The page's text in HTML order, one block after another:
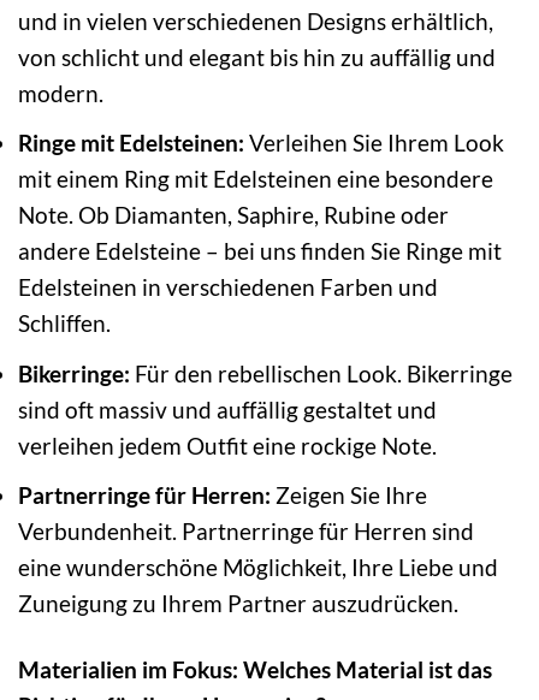
und in vielen verschiedenen Designs erhältlich,
von schlicht und elegant bis hin zu auffällig und
modern.
Ringe mit Edelsteinen: Verleihen Sie Ihrem Look
mit einem Ring mit Edelsteinen eine besondere
Note. Ob Diamanten, Saphire, Rubine oder
andere Edelsteine – bei uns finden Sie Ringe mit
Edelsteinen in verschiedenen Farben und
Schliffen.
Bikerringe: Für den rebellischen Look. Bikerringe
sind oft massiv und auffällig gestaltet und
verleihen jedem Outfit eine rockige Note.
Partnerringe für Herren: Zeigen Sie Ihre
Verbundenheit. Partnerringe für Herren sind
eine wunderschöne Möglichkeit, Ihre Liebe und
Zuneigung zu Ihrem Partner auszudrücken.
Materialien im Fokus: Welches Material ist das